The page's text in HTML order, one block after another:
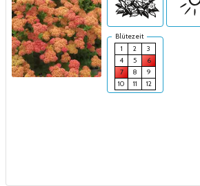
Blütezeit
1
2
3
4
5
6
7
8
9
10
11 12